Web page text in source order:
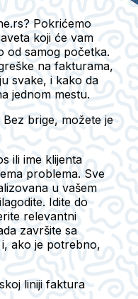
Pokrićemo
koji će vam
od samog početka.
na fakturama,
svake, i kako da
jednom mestu.
brige, možete je
ili ime klijenta
problema. Sve
u vašem
Idite do
relevantni
završite sa
ako je potrebno,
liniji faktura